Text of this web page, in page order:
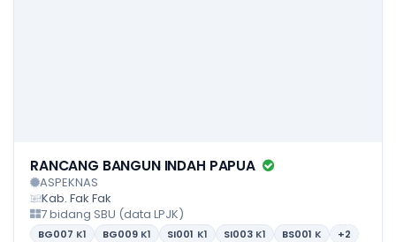
RANCANG BANGUN INDAH PAPUA
ASPEKNAS
Kab. Fak Fak
7 bidang SBU (data LPJK)
BG007 K1 BG009 K1 SI001 K1 SI003 K1 BS001 K +2